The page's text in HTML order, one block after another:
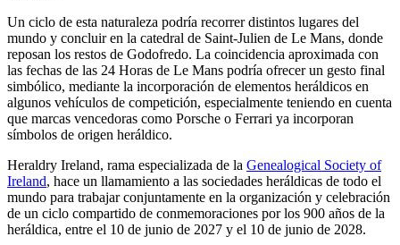
Un ciclo de esta naturaleza podría recorrer distintos lugares del
mundo y concluir en la catedral de Saint-Julien de Le Mans, donde
reposan los restos de Godofredo. La coincidencia aproximada con
las fechas de las 24 Horas de Le Mans podría ofrecer un gesto final
simbólico, mediante la incorporación de elementos heráldicos en
algunos vehículos de competición, especialmente teniendo en cuenta
que marcas vencedoras como Porsche o Ferrari ya incorporan
símbolos de origen heráldico.
Heraldry Ireland, rama especializada de la Genealogical Society of
Ireland, hace un llamamiento a las sociedades heráldicas de todo el
mundo para trabajar conjuntamente en la organización y celebración
de un ciclo compartido de conmemoraciones por los 900 años de la
heráldica, entre el 10 de junio de 2027 y el 10 de junio de 2028.